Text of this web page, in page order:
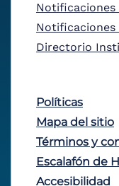
Notificaciones
Directorio
Políticas
Mapa del sitio
Términos y
Escalafón de
Accesibilidad